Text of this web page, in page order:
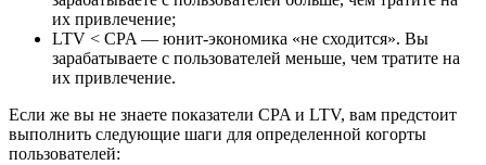
их привлечение;
LTV < CPA — юнит-экономика «не сходится». Вы
зарабатываете с пользователей меньше, чем тратите на
их привлечение.
Если же вы не знаете показатели CPA и LTV, вам предстоит
выполнить следующие шаги для определенной когорты
пользователей: